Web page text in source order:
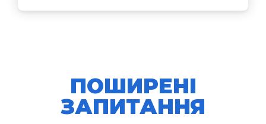
ПОШИРЕНІ
ЗАПИТАННЯ